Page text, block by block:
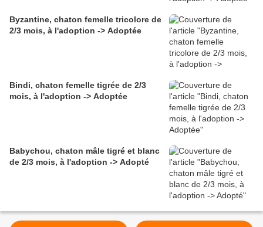
Byzantine, chaton femelle tricolore de
2/3 mois, à l'adoption -> Adoptée
Bindi, chaton femelle tigrée de 2/3
mois, à l'adoption -> Adoptée
Babychou, chaton mâle tigré et blanc
de 2/3 mois, à l'adoption -> Adopté